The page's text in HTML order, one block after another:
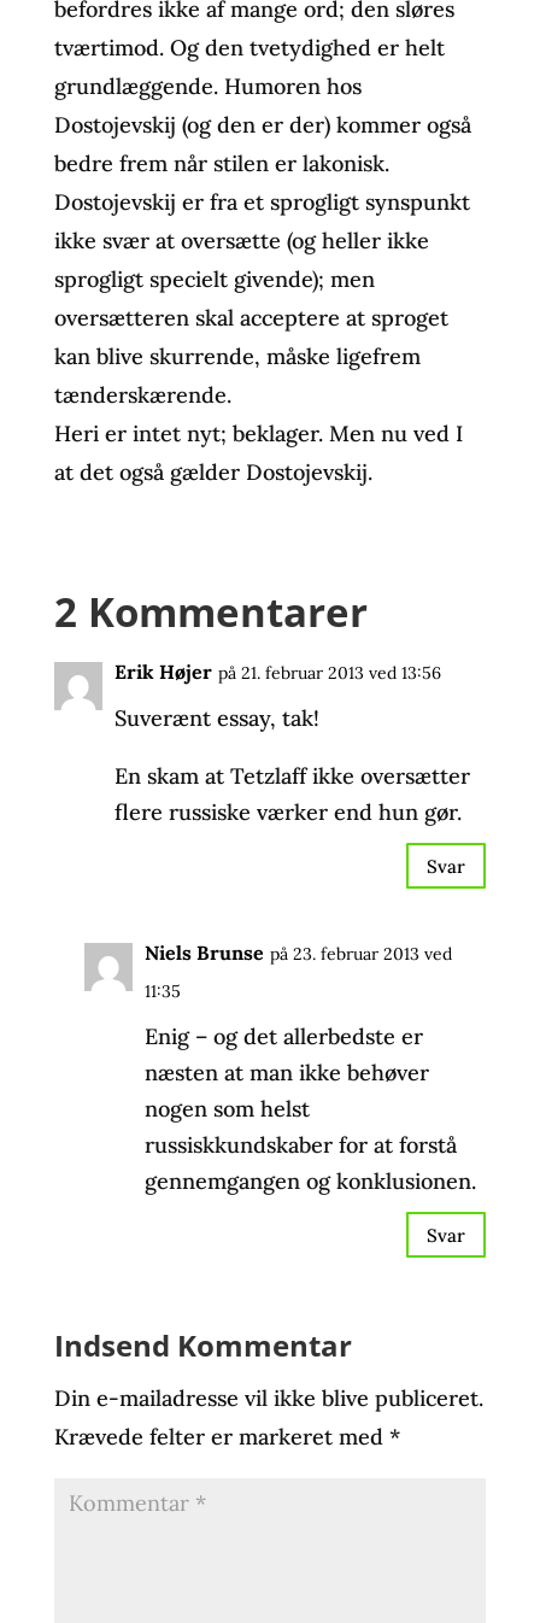
befordres ikke af mange ord; den sløres
tværtimod. Og den tvetydighed er helt
grundlæggende. Humoren hos
Dostojevskij (og den er der) kommer også
bedre frem når stilen er lakonisk.
Dostojevskij er fra et sprogligt synspunkt
ikke svær at oversætte (og heller ikke
sprogligt specielt givende); men
oversætteren skal acceptere at sproget
kan blive skurrende, måske ligefrem
tænderskærende.
Heri er intet nyt; beklager. Men nu ved I
at det også gælder Dostojevskij.
2 Kommentarer
Erik Højer på 21. februar 2013 ved 13:56
Suverænt essay, tak!
En skam at Tetzlaff ikke oversætter
flere russiske værker end hun gør.
Svar
Niels Brunse på 23. februar 2013 ved
11:35
Enig – og det allerbedste er
næsten at man ikke behøver
nogen som helst
russiskkundskaber for at forstå
gennemgangen og konklusionen.
Svar
Indsend Kommentar
Din e-mailadresse vil ikke blive publiceret.
Krævede felter er markeret med *